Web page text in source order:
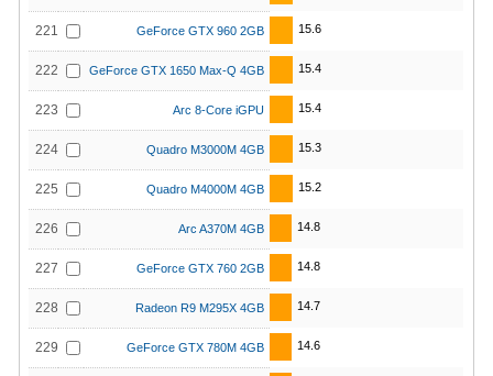
221 GeForce GTX 960 2GB 15.6
222 GeForce GTX 1650 Max-Q 4GB 15.4
223 Arc 8-Core iGPU 15.4
224 Quadro M3000M 4GB 15.3
225 Quadro M4000M 4GB 15.2
226 Arc A370M 4GB 14.8
227 GeForce GTX 760 2GB 14.8
228 Radeon R9 M295X 4GB 14.7
229 GeForce GTX 780M 4GB 14.6